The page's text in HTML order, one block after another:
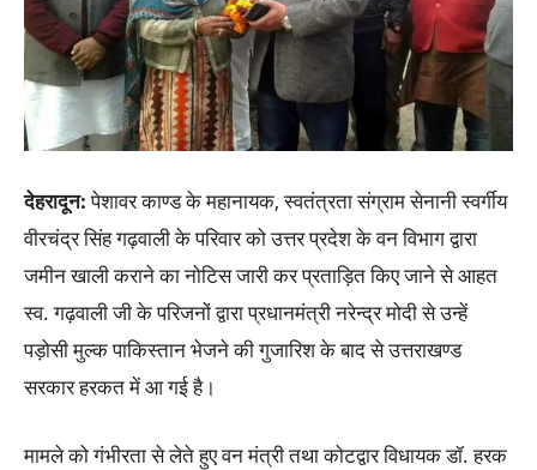
देहरादून:पेशावर काण्ड के महानायक, स्वतंत्रता संग्राम सेनानी स्वर्गीय
वीरचंद्र सिंह गढ़वाली के परिवार को उत्तर प्रदेश के वन विभाग द्वारा
जमीन खाली कराने का नोटिस जारी कर प्रताड़ित किए जाने से आहत
स्व. गढ़वाली जी के परिजनों द्वारा प्रधानमंत्री नरेन्द्र मोदी से उन्हें
पड़ोसी मुल्क पाकिस्तान भेजने की गुजारिश के बाद से उत्तराखण्ड
सरकार हरकत में आ गई है।
मामले को गंभीरता से लेते हुए वन मंत्री तथा कोटद्वार विधायक डॉ. हरक